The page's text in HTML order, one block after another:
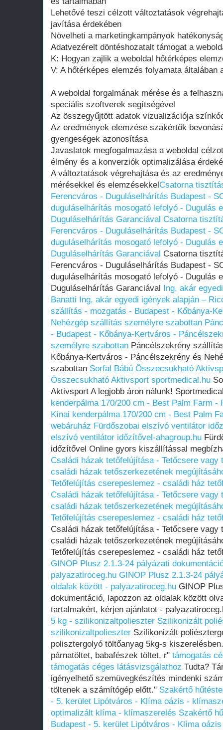
Lehetővé teszi célzott változtatások
javítása érdekében
Növelheti a marketingkampányok
Adatvezérelt döntéshozatalt támogat a
K: Hogyan zajlik a weboldal hőtérképes
V: A hőtérképes elemzés folyamata általában
A weboldal forgalmának mérése és a
speciális szoftverek segítségével
Az összegyűjtött adatok vizualizációja
Az eredmények elemzése szakértők
gyengeségek azonosítása
Javaslatok megfogalmazása a weboldal
élmény és a konverziók optimalizálása
A változtatások végrehajtása és az
mérésekkel és elemzésekkelCsatorna
Ferencváros - Duguláselhárítás Budapest -
duguláselhárítás mosogató lefolyó - Dugulás
Duguláselhárítás Garanciával Csatorna
Ferencváros - Duguláselhárítás Budapest -
duguláselhárítás mosogató lefolyó - Dugulás
Duguláselhárítás Garanciával Csatorna
Ferencváros - Duguláselhárítás Budapest -
duguláselhárítás mosogató lefolyó - Dugulás
Duguláselhárítás Garanciával Ing, akár
Banatti Ing, akár egyedi igények alapján –
szállítás - mozgatás - Budapest - Kőbánya-
Nehézgép szállítás személyre szabottan
- Budapest - Kőbánya-Kertváros -
személyre szabottan Páncélszekrény
Kőbánya-Kertváros - Páncélszekrény és
szabottan Sorfal Bábú Összecsukható
Összecsukható Aktivsport sportmedical.hu
Aktivsport A legjobb áron nálunk!
kenderpálma 170/200 cm - Best Palm Farm -
Kínai kenderpálma 170/200 cm - Best Palm
webáruház Fürdőszobai elszívó ventilátor
elszívó ventilátor időzítővel-ahagroup.hu
időzítővel Online gyors kiszállítással
Családi házak tetőfelújítása - Tetőcsere
családi házak tetőszerkezetének
Tetőfelújítás cserepeslemez - családi ház
Családi házak tetőfelújítása - Tetőcsere
családi házak tetőszerkezetének
Tetőfelújítás cserepeslemez - családi ház
Családi házak tetőfelújítása - Tetőcsere
családi házak tetőszerkezetének
Tetőfelújítás cserepeslemez - családi ház
GINOP Plusz 2.1.3-24 pályázati
palyazatiroceg.hu GINOP Plusz 2.1.3-24
oldalak között - palyazatiroceg.hu GINOP
dokumentáció, lapozzon az oldalak között
tartalmakért, kérjen ajánlatot -
5 kg - szilikonizaltpolieszter Szilikonizált
szilikonizaltpolieszter Szilikonizált
polisztergolyó töltőanyag 5kg-s
párnatöltet, babafészek töltet, r" támogatás
támogatás céges látásvizsgálathoz Tudta?
igényelhető szemüvegkészítés mindenki
töltenek a számítógép előtt." Szakértő
- 5. kerület Lipótváros - Klíma oázis -
optimalizált klíma - klímaszerelés Szakértő
Budapest - 5. kerület Lipótváros - Klíma